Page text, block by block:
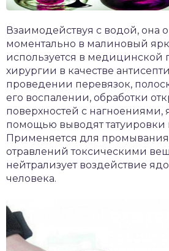
Взаимодействуя с водой, она
моментально в малиновый
используется в медицинской
хирургии в качестве
проведении перевязок,
его воспалении, обработки
поверхностей с нагноениями,
помощью выводят татуировки
Применяется для промывания
отравлений токсическими
нейтрализует воздействие
человека.